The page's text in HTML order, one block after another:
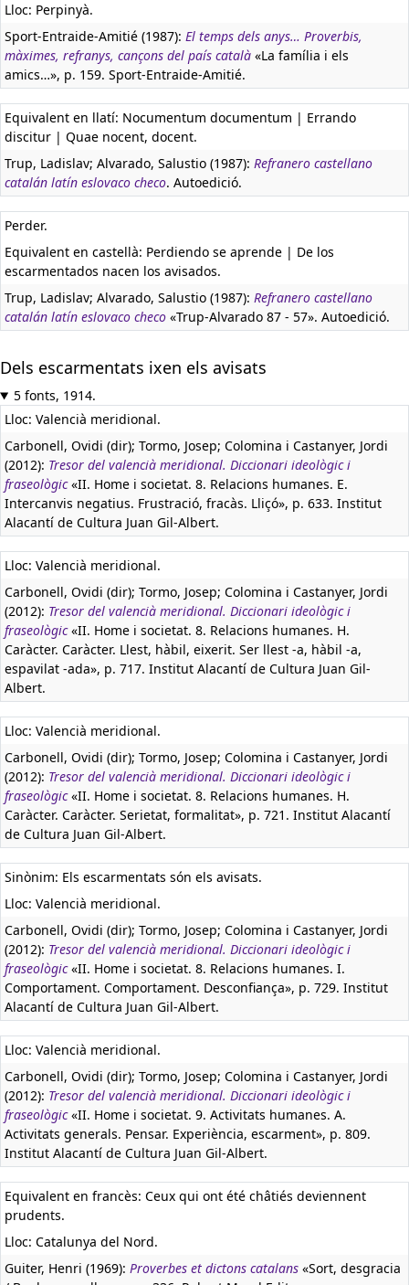
Lloc: Perpinyà.
Sport-Entraide-Amitié (1987): El temps dels anys… Proverbis,
màximes, refranys, cançons del país català «La família i els
amics…», p. 159. Sport-Entraide-Amitié.
Equivalent en llatí: Nocumentum documentum | Errando
discitur | Quae nocent, docent.
Trup, Ladislav; Alvarado, Salustio (1987): Refranero castellano
catalán latín eslovaco checo. Autoedició.
Perder.
Equivalent en castellà: Perdiendo se aprende | De los
escarmentados nacen los avisados.
Trup, Ladislav; Alvarado, Salustio (1987): Refranero castellano
catalán latín eslovaco checo «Trup-Alvarado 87 - 57». Autoedició.
Dels escarmentats ixen els avisats
5 fonts, 1914.
Lloc: Valencià meridional.
Carbonell, Ovidi (dir); Tormo, Josep; Colomina i Castanyer, Jordi
(2012): Tresor del valencià meridional. Diccionari ideològic i
fraseològic«II. Home i societat. 8. Relacions humanes. E.
Intercanvis negatius. Frustració, fracàs. Lliçó», p. 633. Institut
Alacantí de Cultura Juan Gil-Albert.
Lloc: Valencià meridional.
Carbonell, Ovidi (dir); Tormo, Josep; Colomina i Castanyer, Jordi
(2012): Tresor del valencià meridional. Diccionari ideològic i
fraseològic«II. Home i societat. 8. Relacions humanes. H.
Caràcter. Caràcter. Llest, hàbil, eixerit. Ser llest -a, hàbil -a,
espavilat -ada», p. 717. Institut Alacantí de Cultura Juan Gil-
Albert.
Lloc: Valencià meridional.
Carbonell, Ovidi (dir); Tormo, Josep; Colomina i Castanyer, Jordi
(2012): Tresor del valencià meridional. Diccionari ideològic i
fraseològic«II. Home i societat. 8. Relacions humanes. H.
Caràcter. Caràcter. Serietat, formalitat», p. 721. Institut Alacantí
de Cultura Juan Gil-Albert.
Sinònim: Els escarmentats són els avisats.
Lloc: Valencià meridional.
Carbonell, Ovidi (dir); Tormo, Josep; Colomina i Castanyer, Jordi
(2012): Tresor del valencià meridional. Diccionari ideològic i
fraseològic«II. Home i societat. 8. Relacions humanes. I.
Comportament. Comportament. Desconfiança», p. 729. Institut
Alacantí de Cultura Juan Gil-Albert.
Lloc: Valencià meridional.
Carbonell, Ovidi (dir); Tormo, Josep; Colomina i Castanyer, Jordi
(2012): Tresor del valencià meridional. Diccionari ideològic i
fraseològic«II. Home i societat. 9. Activitats humanes. A.
Activitats generals. Pensar. Experiència, escarment», p. 809.
Institut Alacantí de Cultura Juan Gil-Albert.
Equivalent en francès: Ceux qui ont été châtiés deviennent
prudents.
Lloc: Catalunya del Nord.
Guiter, Henri (1969): Proverbes et dictons catalans «Sort, desgracia